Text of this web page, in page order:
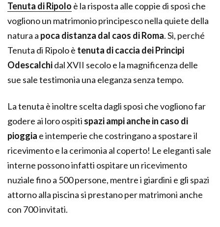
Tenuta di Ripolo è la risposta alle coppie di sposi che
vogliono un matrimonio principesco nella quiete della
natura a poca distanza dal caos di Roma. Sì, perché
Tenuta di Ripolo è tenuta di caccia dei Principi
Odescalchidal XVII secolo e la magnificenza delle
sue sale testimonia una eleganza senza tempo.
La tenuta è inoltre scelta dagli sposi che vogliono far
godere ai loro ospiti spazi ampi anche in caso di
pioggia e intemperie che costringano a spostare il
ricevimento e la cerimonia al coperto! Le eleganti sale
interne possono infatti ospitare un ricevimento
nuziale fino a 500 persone, mentre i giardini e gli spazi
attorno alla piscina si prestano per matrimoni anche
con 700 invitati.